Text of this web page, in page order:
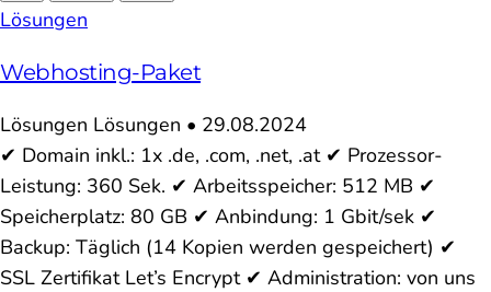
Lösungen
Webhosting-Paket
Lösungen Lösungen • 29.08.2024
✔ Domain inkl.: 1x .de, .com, .net, .at ✔ Prozessor-
Leistung: 360 Sek. ✔ Arbeitsspeicher: 512 MB ✔
Speicherplatz: 80 GB ✔ Anbindung: 1 Gbit/sek ✔
Backup: Täglich (14 Kopien werden gespeichert) ✔
SSL Zertifikat Let’s Encrypt ✔ Administration: von uns